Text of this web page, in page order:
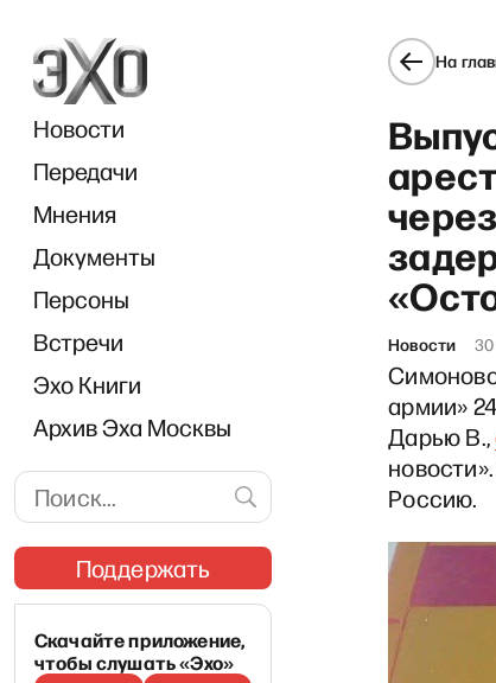
Новости
Передачи
Мнения
Документы
Персоны
Встречи
Эхо Книги
Архив Эха Москвы
Поддержать
Скачайте приложение,
чтобы слушать «Эхо»
На
Новости
армии»
Дарью В.,
Россию.